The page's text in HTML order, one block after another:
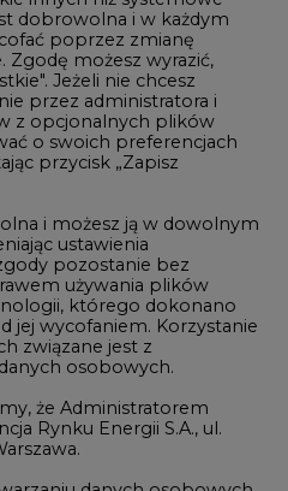
dobrowolna i w każdym
poprzez zmianę
możesz wyrazić,
Jeżeli nie chcesz
przez administratora i
z opcjonalnych plików
o swoich preferencjach
przycisk „Zapisz
i możesz ją w dowolnym
ustawienia
pozostanie bez
używania plików
którego dokonano
jej wycofaniem. Korzystanie
związane jest z
osobowych.
że Administratorem
Rynku Energii S.A., ul.